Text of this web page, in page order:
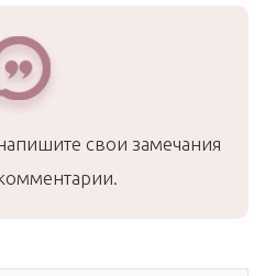
свои замечания